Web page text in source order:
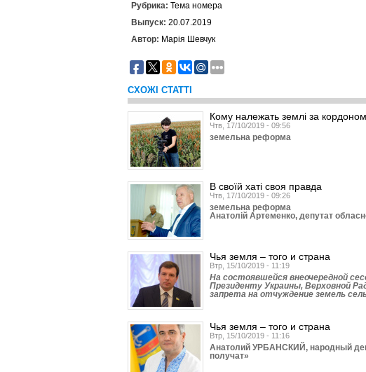
Рубрика: Тема номера
Выпуск: 20.07.2019
Автор: Марія Шевчук
СХОЖІ СТАТТІ
Кому належать землі за
Чтв, 17/10/2019 - 09:56
земельна реформа
В своїй хаті своя правда
Чтв, 17/10/2019 - 09:26
земельна реформа
Анатолій Артеменко, депутат
Чья земля – того и страна
Втр, 15/10/2019 - 11:19
На состоявшейся внеочередной
Президенту Украины, Верховной
запрета на отчуждение земель
Чья земля – того и страна
Втр, 15/10/2019 - 11:16
Анатолий УРБАНСКИЙ, народный
получат»